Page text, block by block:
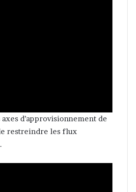
d’approvisionnement de
restreindre les flux